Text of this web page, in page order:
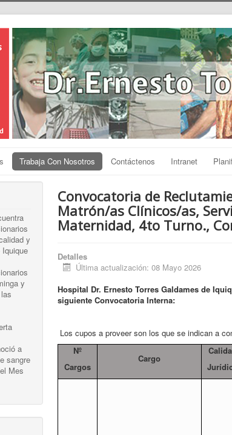
Trabaja Con Nosotros Contáctenos Intranet
y
y
a
sangre
Mes
Convocatoria de
Matrón/as Clínicos/as,
Maternidad, 4to Turno.,
Detalles
Última actualización: 08 Mayo 2026
Hospital Dr. Ernesto Torres Galdames de
siguiente Convocatoria Interna:
Los cupos a proveer son los que se indican a
Nº
Cargos
Cargo